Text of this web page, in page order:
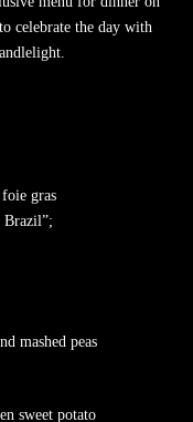
celebrate the day with
gras
Brazil”;
mashed peas
sweet potato